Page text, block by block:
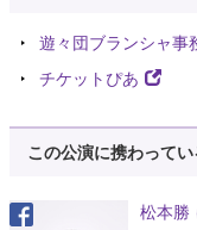
遊々団ブランシャ事
チケットぴあ
この公演に携わって
松本勝